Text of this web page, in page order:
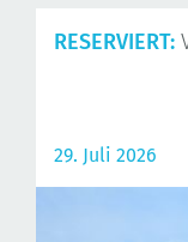
RESERVIERT:
29. Juli 2026